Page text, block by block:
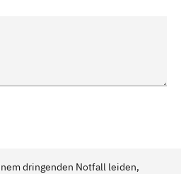
dringenden Notfall leiden,